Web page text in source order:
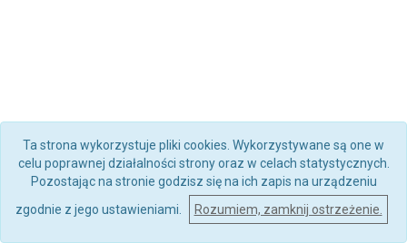
Ta strona wykorzystuje pliki cookies. Wykorzystywane są one w
celu poprawnej działalności strony oraz w celach statystycznych.
Pozostając na stronie godzisz się na ich zapis na urządzeniu
zgodnie z jego ustawieniami.
Rozumiem, zamknij ostrzeżenie.